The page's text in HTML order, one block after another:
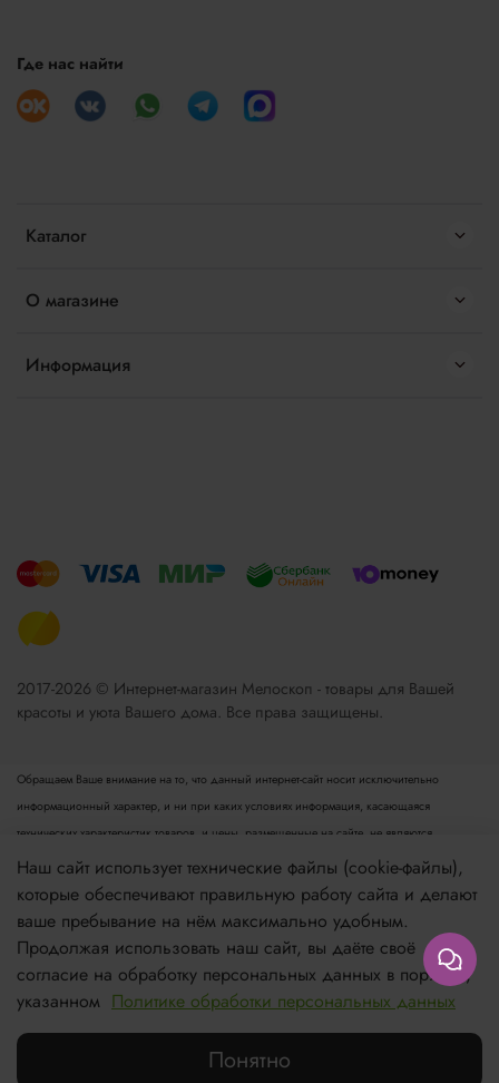
Каталог
О магазине
Информация
Где нас найти
2017-2026 © Интернет-магазин Мелоскоп - товары для Вашей
красоты и уюта Вашего дома. Все права защищены.
Обращаем Ваше внимание на то, что данный интернет-сайт носит исключительно
информационный характер, и ни при каких условиях информация, касающаяся
технических характеристик товаров, и цены, размещенные на сайте, не являются
публичной офертой, определяемой положениями пункта 2 статьи 437 Гражданского
кодекса РФ. Для получения подробной информации просьба обращаться к менеджеру.
Опубликованная на данном сайте информация может быть изменена в любое время без
предварительного уведомления.
Если вы заметили ошибку в описании, пожалуйста, сообщите нам по адресу
zakaz@meloskop.ru
Наш сайт использует технические файлы (cookie-файлы),
которые обеспечивают правильную работу сайта и делают
ваше пребывание на нём максимально удобным.
Продолжая использовать наш сайт, вы даёте своё
согласие на обработку персональных данных в порядке,
указанном Политике обработки персональных данных
Понятно